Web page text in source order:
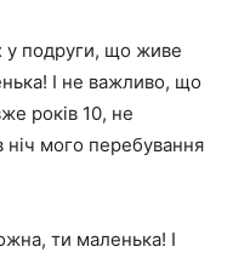
у подруги, що живе
І не важливо, що
років 10, не
ніч мого перебування
ти маленька! І